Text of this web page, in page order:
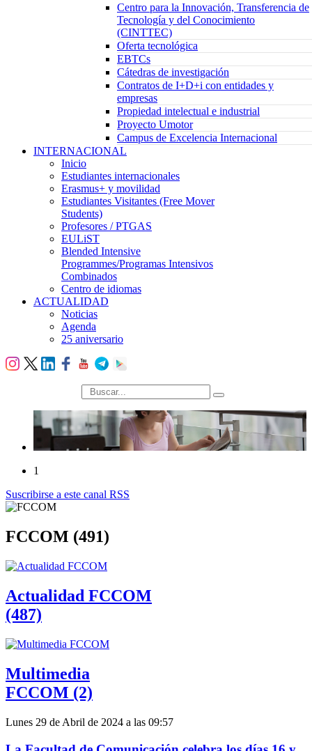
Centro para la Innovación, Transferencia de
Tecnología y del Conocimiento
(CINTTEC)
Oferta tecnológica
EBTCs
Cátedras de investigación
Contratos de I+D+i con entidades y
empresas
Propiedad intelectual e industrial
Proyecto Umotor
Campus de Excelencia Internacional
INTERNACIONAL
Inicio
Estudiantes internacionales
Erasmus+ y movilidad
Estudiantes Visitantes (Free Mover
Students)
Profesores / PTGAS
EULiST
Blended Intensive
Programmes/Programas Intensivos
Combinados
Centro de idiomas
ACTUALIDAD
Noticias
Agenda
25 aniversario
búsqueda
1
Suscribirse a este canal RSS
FCCOM (491)
Actualidad FCCOM
(487)
Multimedia
FCCOM (2)
Lunes 29 de Abril de 2024 a las 09:57